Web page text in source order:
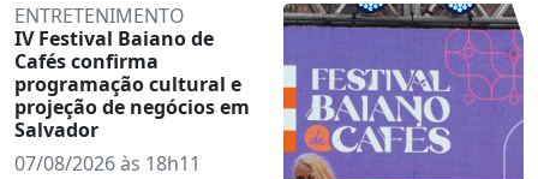
ENTRETENIMENTO
IV Festival Baiano de
Cafés confirma
programação cultural e
projeção de negócios em
Salvador
07/08/2026 às 18h11